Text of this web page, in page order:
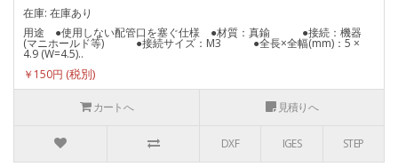
在庫: 在庫あり
用途 ●使用しない配管口を塞ぐ仕様 ●材質：真鍮 ●接続：機器
(マニホールド等) ●接続サイズ：M3 ●全長×全幅(mm)：5 ×
4.9 (W=4.5)..
￥150円
カートへ 見積りへ
DXF IGES STEP